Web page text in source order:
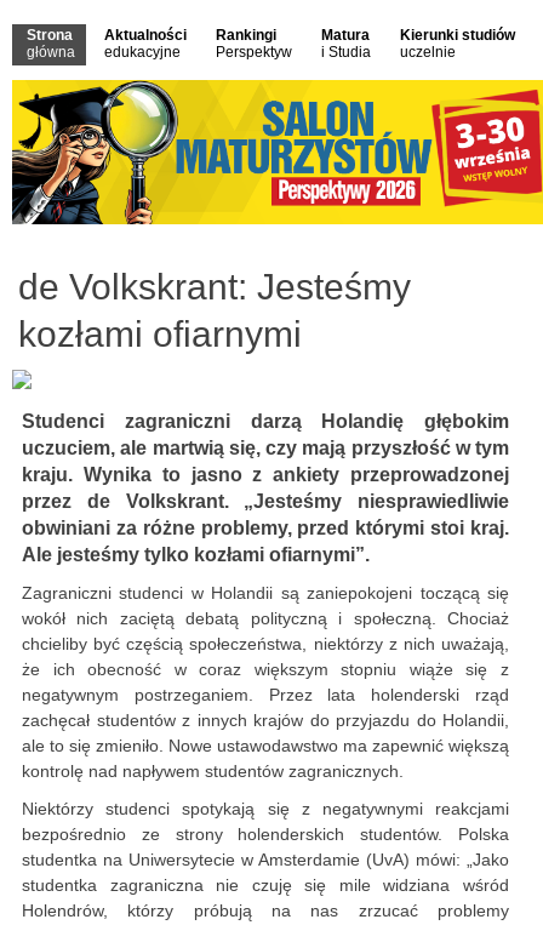
Strona
główna
Aktualności
edukacyjne
Rankingi
Perspektyw
Matura
i Studia
Kierunki studiów
uczelnie
de Volkskrant: Jesteśmy
kozłami ofiarnymi
Studenci zagraniczni darzą Holandię głębokim
uczuciem, ale martwią się, czy mają przyszłość w tym
kraju. Wynika to jasno z ankiety przeprowadzonej
przez de Volkskrant. „Jesteśmy niesprawiedliwie
obwiniani za różne problemy, przed którymi stoi kraj.
Ale jesteśmy tylko kozłami ofiarnymi”.
Zagraniczni studenci w Holandii są zaniepokojeni toczącą się
wokół nich zaciętą debatą polityczną i społeczną. Chociaż
chcieliby być częścią społeczeństwa, niektórzy z nich uważają,
że ich obecność w coraz większym stopniu wiąże się z
negatywnym postrzeganiem. Przez lata holenderski rząd
zachęcał studentów z innych krajów do przyjazdu do Holandii,
ale to się zmieniło. Nowe ustawodawstwo ma zapewnić większą
kontrolę nad napływem studentów zagranicznych.
Niektórzy studenci spotykają się z negatywnymi reakcjami
bezpośrednio ze strony holenderskich studentów. Polska
studentka na Uniwersytecie w Amsterdamie (UvA) mówi: „Jako
studentka zagraniczna nie czuję się mile widziana wśród
Holendrów, którzy próbują na nas zrzucać problemy